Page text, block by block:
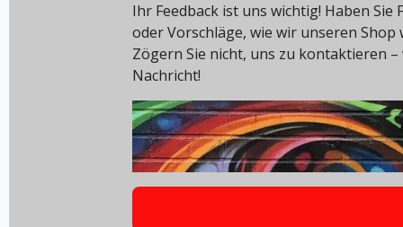
Ihr Feedback ist uns wichtig! Haben
oder Vorschläge, wie wir unseren
Zögern Sie nicht, uns zu kontaktieren
Nachricht!